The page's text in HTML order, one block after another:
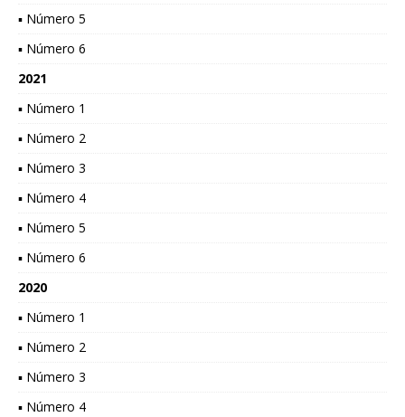
▪ Número 5
▪ Número 6
2021
▪ Número 1
▪ Número 2
▪ Número 3
▪ Número 4
▪ Número 5
▪ Número 6
2020
▪ Número 1
▪ Número 2
▪ Número 3
▪ Número 4